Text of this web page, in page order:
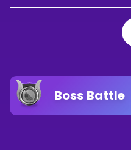
Boss Battle